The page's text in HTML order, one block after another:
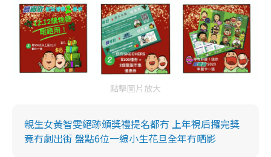
點擊圖片放大
親生女黃智雯絕跡頒獎禮提名都冇 上年視后攞完獎
竟冇劇出街 盤點6位一線小生花旦全年冇晒影